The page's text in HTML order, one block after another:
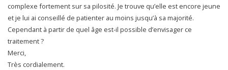
complexe fortement sur sa pilosité. Je trouve qu’elle est encore jeune
et je lui ai conseillé de patienter au moins jusqu’à sa majorité.
Cependant à partir de quel âge est-il possible d’envisager ce
traitement ?
Merci,
Très cordialement.